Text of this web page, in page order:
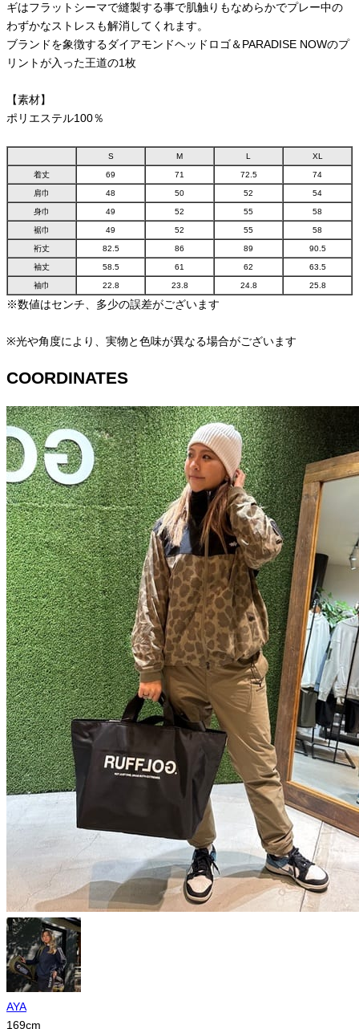
ギはフラットシーマで縫製する事で肌触りもなめらかでプレー中の
わずかなストレスも解消してくれます。
ブランドを象徴するダイアモンドヘッドロゴ＆PARADISE NOWのプ
リントが入った王道の1枚
【素材】
ポリエステル100％
S M L XL
着丈 69 71 72.5 74
肩巾 48 50 52 54
身巾 49 52 55 58
裾巾 49 52 55 58
裄丈 82.5 86 89 90.5
袖丈 58.5 61 62 63.5
袖巾 22.8 23.8 24.8 25.8
※数値はセンチ、多少の誤差がございます
※光や角度により、実物と色味が異なる場合がございます
COORDINATES
AYA
169cm